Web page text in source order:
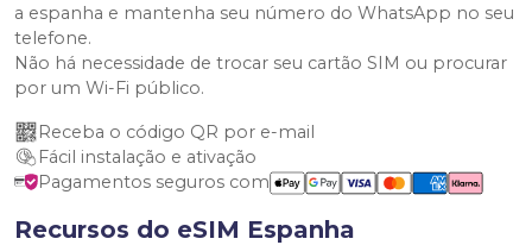
a espanha e mantenha seu número do WhatsApp no seu
telefone.
Não há necessidade de trocar seu cartão SIM ou procurar
por um Wi-Fi público.
Receba o código QR por e-mail
Fácil instalação e ativação
Pagamentos seguros com
Recursos do eSIM Espanha